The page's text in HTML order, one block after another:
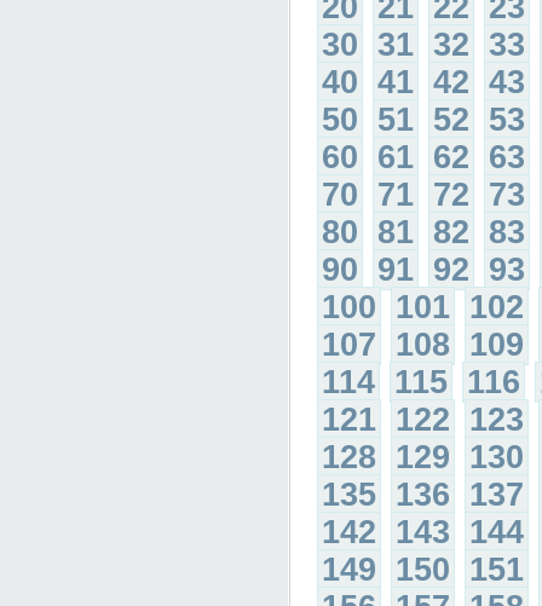
20 21 22 23
30 31 32 33
40 41 42 43
50 51 52 53
60 61 62 63
70 71 72 73
80 81 82 83
90 91 92 93
100 101 102
107 108 109
114 115 116
121 122 123
128 129 130
135 136 137
142 143 144
149 150 151